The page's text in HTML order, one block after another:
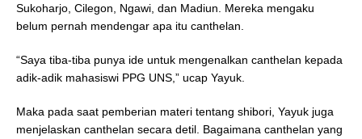
Sukoharjo, Cilegon, Ngawi, dan Madiun. Mereka mengaku
belum pernah mendengar apa itu canthelan.
“Saya tiba-tiba punya ide untuk mengenalkan canthelan kepada
adik-adik mahasiswi PPG UNS,” ucap Yayuk.
Maka pada saat pemberian materi tentang shibori, Yayuk juga
menjelaskan canthelan secara detil. Bagaimana canthelan yang